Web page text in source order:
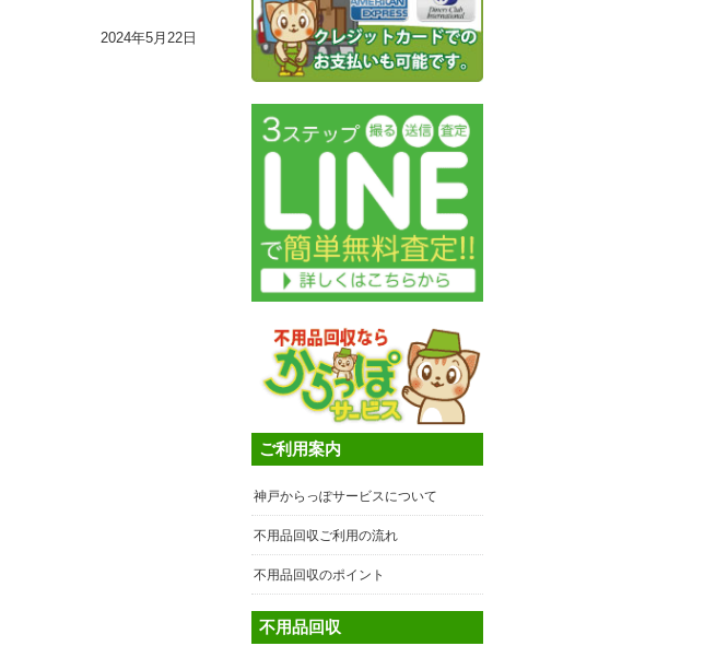
2024年5月22日
ご利用案内
神戸からっぽサービスについて
不用品回収ご利用の流れ
不用品回収のポイント
不用品回収